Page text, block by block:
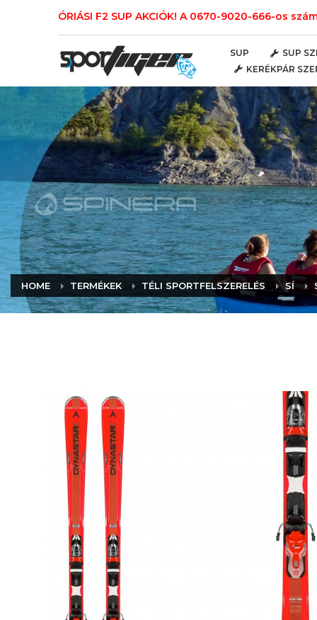
ÓRIÁSI F2 SUP AKCIÓK! A 0670-9020-666-os
SUP SUP
KERÉKPÁR
HOME TERMÉKEK TÉLI SPORTFELSZERELÉS SÍ